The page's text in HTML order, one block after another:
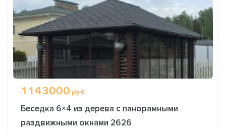
1143000 руб
Беседка 6×4 из дерева с панорамными
раздвижными окнами 2626